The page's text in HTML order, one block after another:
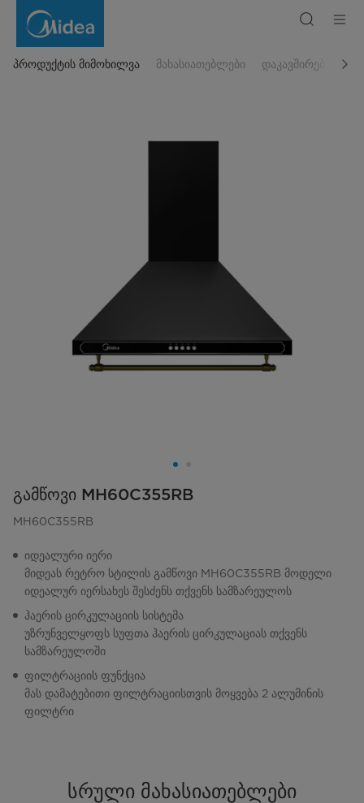
MH60C355RB
პროდუქტის მიმოხილვა მახასიათებლები დაკავშირებული
გამწოვი MH60C355RB
MH60C355RB
იდეალური იერი
მიდეას რეტრო სტილის გამწოვი MH60C355RB მოდელი
იდეალურ იერსახეს შესძენს თქვენს სამზარეულოს
ჰაერის ცირკულაციის სისტემა
უზრუნველყოფს სუფთა ჰაერის ცირკულაციას თქვენს
სამზარეულოში
ფილტრაციის ფუნქცია
მას დამატებითი ფილტრაციისთვის მოყვება 2 ალუმინის
ფილტრი
სრული მახასიათებლები